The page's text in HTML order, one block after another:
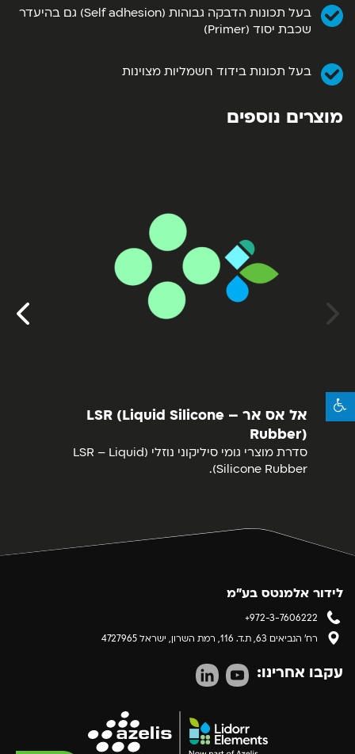
בעל תכונות הדבקה גבוהות (Self adhesion) גם בהיעדר
שכבת יסוד (Primer)
בעל תכונות בידוד חשמליות מצוינות
מוצרים נוספים
אל אס אר – LSR (Liquid Silicone
Rubber)
סדרת מוצרי גומי סיליקוני נוזלי (LSR – Liquid
Silicone Rubber).
לידור אלמנטס בע"מ
+972-3-7606222
רח' הנביאים 63, ת.ד. 116, רמת השרון, ישראל 4727965
עקבו אחרינו: